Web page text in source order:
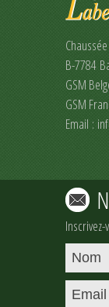
B-7784
GSM
GSM
Email :